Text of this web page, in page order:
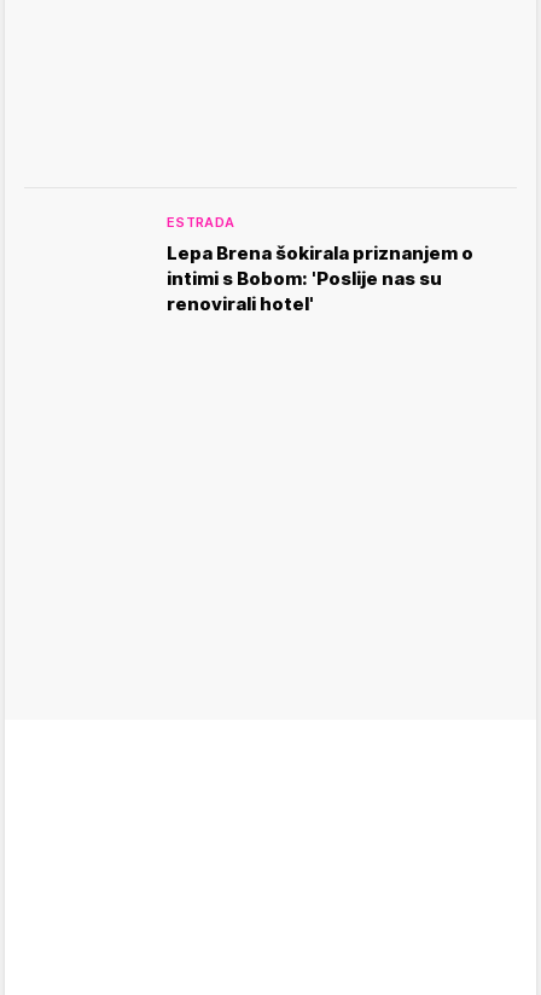
ESTRADA
Lepa Brena šokirala priznanjem o
intimi s Bobom: 'Poslije nas su
renovirali hotel'